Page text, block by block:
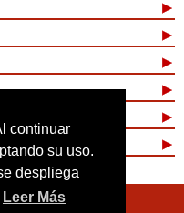
continuar
su uso.
despliega
Leer Más